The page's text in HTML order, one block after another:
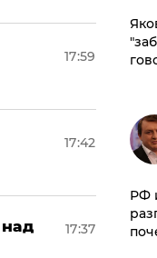
17:59
17:42
17:37
РФ